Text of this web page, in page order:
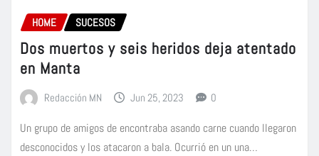
HOME SUCESOS
Dos muertos y seis heridos deja atentado
en Manta
Redacción MN Jun 25, 2023 0
Un grupo de amigos de encontraba asando carne cuando llegaron
desconocidos y los atacaron a bala. Ocurrió en un una…